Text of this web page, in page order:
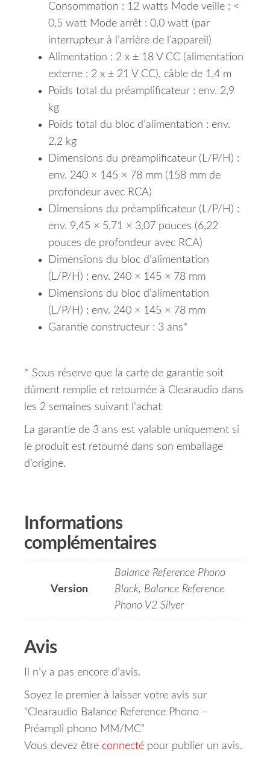
Consommation : 12 watts Mode veille : <
0,5 watt Mode arrêt : 0,0 watt (par
interrupteur à l’arrière de l’appareil)
Alimentation : 2 x ± 18 V CC (alimentation
externe : 2 x ± 21 V CC), câble de 1,4 m
Poids total du préamplificateur : env. 2,9
kg
Poids total du bloc d’alimentation : env.
2,2 kg
Dimensions du préamplificateur (L/P/H) :
env. 240 × 145 × 78 mm (158 mm de
profondeur avec RCA)
Dimensions du préamplificateur (L/P/H) :
env. 9,45 × 5,71 × 3,07 pouces (6,22
pouces de profondeur avec RCA)
Dimensions du bloc d’alimentation
(L/P/H) : env. 240 × 145 × 78 mm
Dimensions du bloc d’alimentation
(L/P/H) : env. 240 × 145 × 78 mm
Garantie constructeur : 3 ans*
* Sous réserve que la carte de garantie soit
dûment remplie et retournée à Clearaudio dans
les 2 semaines suivant l’achat
La garantie de 3 ans est valable uniquement si
le produit est retourné dans son emballage
d’origine.
Informations
complémentaires
Version
Balance Reference Phono
Black, Balance Reference
Phono V2 Silver
Avis
Il n’y a pas encore d’avis.
Soyez le premier à laisser votre avis sur
“Clearaudio Balance Reference Phono –
Préampli phono MM/MC”
Vous devez être connecté pour publier un avis.